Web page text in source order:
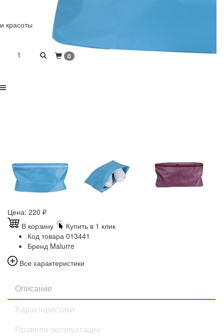
и красоты
1 0
Цена: 220 ₽
В корзину
Купить в 1 клик
Код товара 013441
Бренд Malurre
Все характеристики
Описание
Характеристики
Правила эксплуатации